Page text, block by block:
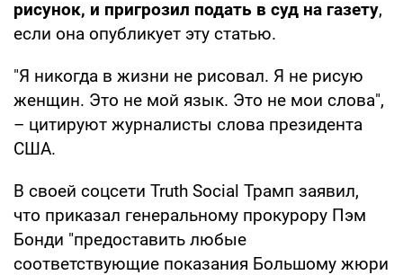
рисунок, и пригрозил подать в суд на газету,
если она опубликует эту статью.
"Я никогда в жизни не рисовал. Я не рисую
женщин. Это не мой язык. Это не мои слова",
– цитируют журналисты слова президента
США.
В своей соцсети Truth Social Трамп заявил,
что приказал генеральному прокурору Пэм
Бонди "предоставить любые
соответствующие показания Большому жюри